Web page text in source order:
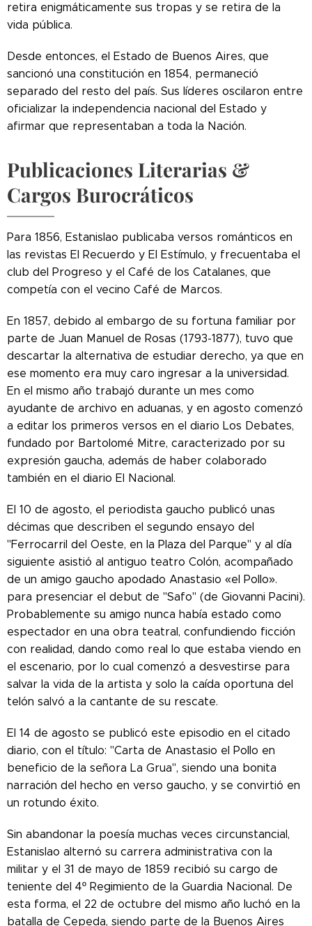
retira enigmáticamente sus tropas y se retira de la
vida pública.
Desde entonces, el Estado de Buenos Aires, que
sancionó una constitución en 1854, permaneció
separado del resto del país. Sus líderes oscilaron entre
oficializar la independencia nacional del Estado y
afirmar que representaban a toda la Nación.
Publicaciones Literarias &
Cargos Burocráticos
Para 1856, Estanislao publicaba versos románticos en
las revistas El Recuerdo y El Estímulo, y frecuentaba el
club del Progreso y el Café de los Catalanes, que
competía con el vecino Café de Marcos.
En 1857, debido al embargo de su fortuna familiar por
parte de Juan Manuel de Rosas (1793-1877), tuvo que
descartar la alternativa de estudiar derecho, ya que en
ese momento era muy caro ingresar a la universidad.
En el mismo año trabajó durante un mes como
ayudante de archivo en aduanas, y en agosto comenzó
a editar los primeros versos en el diario Los Debates,
fundado por Bartolomé Mitre, caracterizado por su
expresión gaucha, además de haber colaborado
también en el diario El Nacional.
El 10 de agosto, el periodista gaucho publicó unas
décimas que describen el segundo ensayo del
"Ferrocarril del Oeste, en la Plaza del Parque" y al día
siguiente asistió al antiguo teatro Colón, acompañado
de un amigo gaucho apodado Anastasio «el Pollo».
para presenciar el debut de "Safo" (de Giovanni Pacini).
Probablemente su amigo nunca había estado como
espectador en una obra teatral, confundiendo ficción
con realidad, dando como real lo que estaba viendo en
el escenario, por lo cual comenzó a desvestirse para
salvar la vida de la artista y solo la caída oportuna del
telón salvó a la cantante de su rescate.
​El 14 de agosto se publicó este episodio en el citado
diario, con el título: "Carta de Anastasio el Pollo en
beneficio de la señora La Grua", siendo una bonita
narración del hecho en verso gaucho, y se convirtió en
un rotundo éxito.
Sin abandonar la poesía muchas veces circunstancial,
Estanislao alternó su carrera administrativa con la
militar y el 31 de mayo de 1859 recibió su cargo de
teniente del 4º Regimiento de la Guardia Nacional. De
esta forma, el 22 de octubre del mismo año luchó en la
batalla de Cepeda, siendo parte de la Buenos Aires